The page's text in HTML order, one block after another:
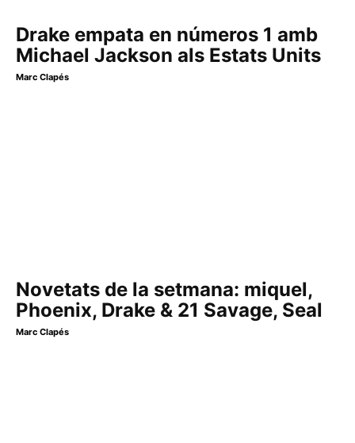
Drake empata en números 1 amb
Michael Jackson als Estats Units
Marc Clapés
Novetats de la setmana: miquel,
Phoenix, Drake & 21 Savage, Seal
Marc Clapés